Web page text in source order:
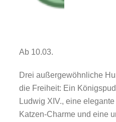
Ein tierisches
Ab 10.03.
Drei außergewöhnliche
die Freiheit: Ein
Ludwig XIV., eine
Katzen-Charme und eine